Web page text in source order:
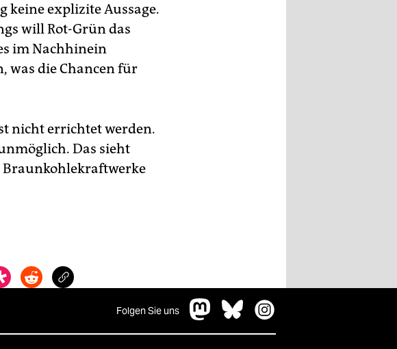
keine explizite Aussage.
will Rot-Grün das
im Nachhinein
was die Chancen für
nicht errichtet werden.
Das sieht
Braunkohlekraftwerke
Folgen Sie uns